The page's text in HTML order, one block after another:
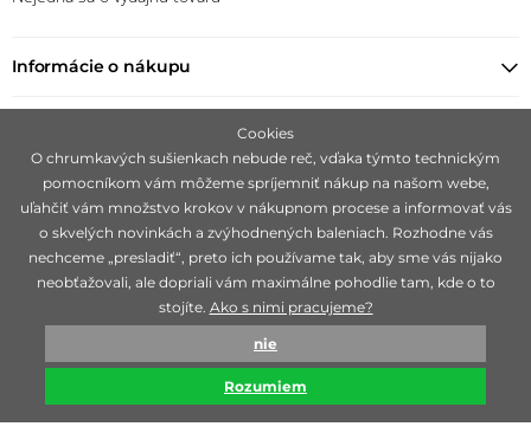
Informácie o nákupu
Ostaňte s nami v kontakte
Zameriavame sa na hľadanie čisto prírodných značiek, ideálne 100%
bio, ktoré sú mimoriadne svojou účinnosťou.
© biorganica 1993-2026
Technicky zajišťujeSimplia s.r.o.
Cookies
O chrumkavých sušienkach nebude reč, vďaka týmto technickým
pomocníkom vám môžeme spríjemniť nákup na našom webe,
uľahčiť vám množstvo krokov v nákupnom procese a informovať vás
o skvelých novinkách a zvýhodnených baleniach. Rozhodne vás
nechceme „presladiť“, preto ich používame tak, aby sme vás nijako
neobťažovali, ale dopriali vám maximálne pohodlie tam, kde o to
stojíte. Ako s nimi pracujeme?
nie
Rozumiem